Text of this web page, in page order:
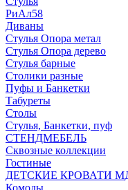
РиАл58
Диваны
Стулья Опора метал
Стулья Опора дерево
Стулья барные
Столики разные
Пуфы и Банкетки
Табуреты
Столы
Стулья, Банкетки, пуф
СТЕНДМЕБЕЛЬ
Сквозные коллекции
Гостиные
ДЕТСКИЕ КРОВАТИ
Комоды